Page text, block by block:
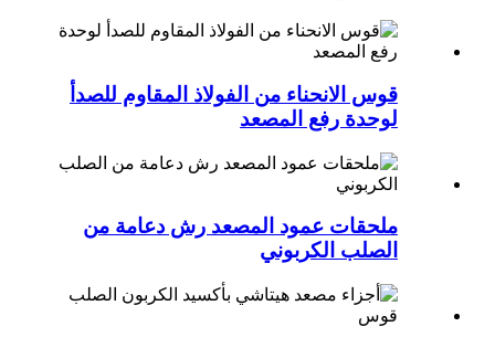
قوس الانحناء من الفولاذ المقاوم للصدأ
لوحدة رفع المصعد
ملحقات عمود المصعد رش دعامة من
الصلب الكربوني